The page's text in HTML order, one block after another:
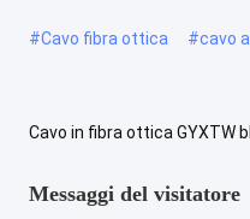
#Cavo fibra ottica #cavo
Cavo in fibra ottica GYXTW
Messaggi del visitatore